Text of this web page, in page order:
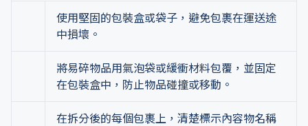
使用堅固的包裝盒或袋子，避免包裹在運送途
中損壞。
將易碎物品用氣泡袋或緩衝材料包覆，並固定
在包裝盒中，防止物品碰撞或移動。
在拆分後的每個包裹上，清楚標示內容物名稱